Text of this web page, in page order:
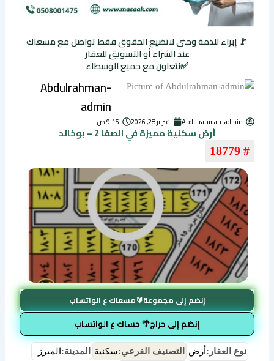
🚩 إبراء للذمة وحتى لاتضيع الحقوق فقط تواصل مع مسعاك
عند الشراء أو التسويق للعقار
✅نتعاون مع جميع الوسطاء
Abdulrahman-
admin
Abdulrahman-admin فبراير 28, 2026 9:15 ص
أرض سكنية مميزة في الصفا 2 – بوخالد
# 18779
إنضم إلى مجموعة🔰مسعاك ع الواتساب
إنضم إلى حراج🌴 حساك ع الواتساب
نوع العقار:أرض التصنيف الفرعي:سكنية المدينة:المبرز